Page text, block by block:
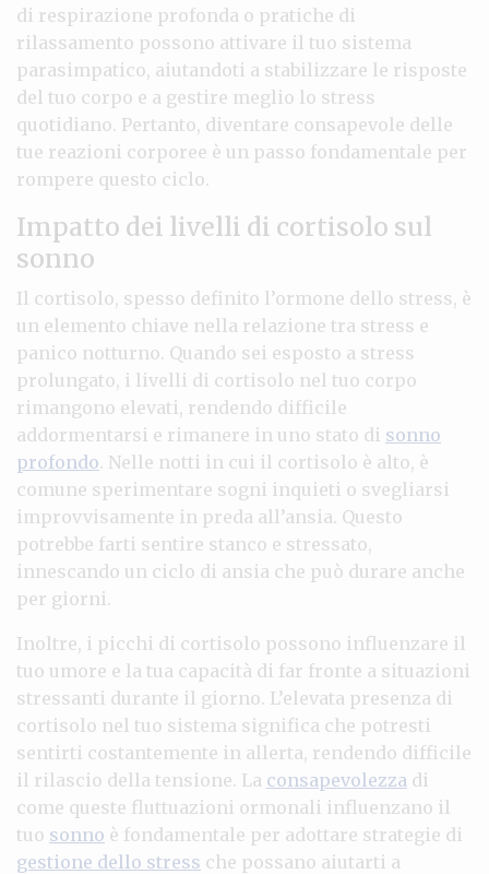
di respirazione profonda o pratiche di
rilassamento possono attivare il tuo sistema
parasimpatico, aiutandoti a stabilizzare le risposte
del tuo corpo e a gestire meglio lo stress
quotidiano. Pertanto, diventare consapevole delle
tue reazioni corporee è un passo fondamentale per
rompere questo ciclo.
Impatto dei livelli di cortisolo sul
sonno
Il cortisolo, spesso definito l’ormone dello stress, è
un elemento chiave nella relazione tra stress e
panico notturno. Quando sei esposto a stress
prolungato, i livelli di cortisolo nel tuo corpo
rimangono elevati, rendendo difficile
addormentarsi e rimanere in uno stato di sonno
profondo. Nelle notti in cui il cortisolo è alto, è
comune sperimentare sogni inquieti o svegliarsi
improvvisamente in preda all’ansia. Questo
potrebbe farti sentire stanco e stressato,
innescando un ciclo di ansia che può durare anche
per giorni.
Inoltre, i picchi di cortisolo possono influenzare il
tuo umore e la tua capacità di far fronte a situazioni
stressanti durante il giorno. L’elevata presenza di
cortisolo nel tuo sistema significa che potresti
sentirti costantemente in allerta, rendendo difficile
il rilascio della tensione. La consapevolezza di
come queste fluttuazioni ormonali influenzano il
tuo sonno è fondamentale per adottare strategie di
gestione dello stress che possano aiutarti a